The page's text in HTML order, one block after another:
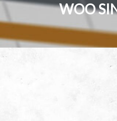
WOO